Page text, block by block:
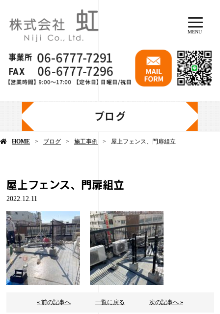
MENU
ブログ
HOME ブログ 施工事例 屋上フェンス、門扉組立
屋上フェンス、門扉組立
2022.12.11
« 前の記事へ 一覧に戻る 次の記事へ »